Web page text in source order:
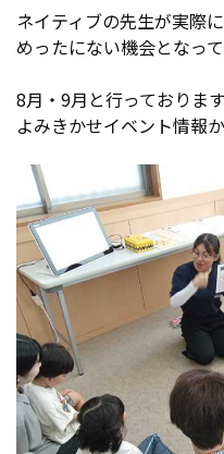
ネイティブの先生が実際
めったにない機会となっ
8月・9月と行っておりま
よみきかせイベント情報